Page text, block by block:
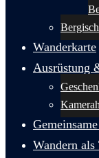
Wanderkarte
Ausrüstung
Wandern als